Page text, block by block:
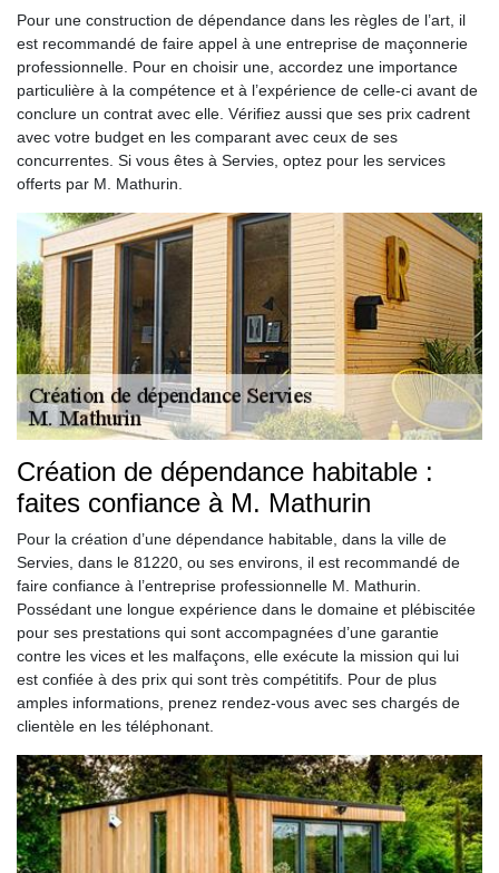
Pour une construction de dépendance dans les règles de l’art, il
est recommandé de faire appel à une entreprise de maçonnerie
professionnelle. Pour en choisir une, accordez une importance
particulière à la compétence et à l’expérience de celle-ci avant de
conclure un contrat avec elle. Vérifiez aussi que ses prix cadrent
avec votre budget en les comparant avec ceux de ses
concurrentes. Si vous êtes à Servies, optez pour les services
offerts par M. Mathurin.
Création de dépendance habitable :
faites confiance à M. Mathurin
Pour la création d’une dépendance habitable, dans la ville de
Servies, dans le 81220, ou ses environs, il est recommandé de
faire confiance à l’entreprise professionnelle M. Mathurin.
Possédant une longue expérience dans le domaine et plébiscitée
pour ses prestations qui sont accompagnées d’une garantie
contre les vices et les malfaçons, elle exécute la mission qui lui
est confiée à des prix qui sont très compétitifs. Pour de plus
amples informations, prenez rendez-vous avec ses chargés de
clientèle en les téléphonant.